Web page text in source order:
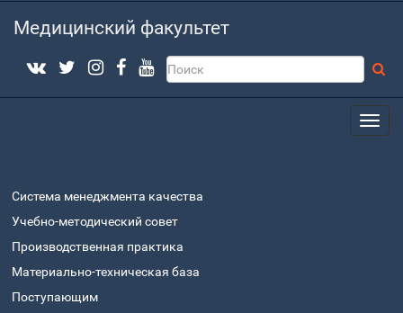
Медицинский факультет
Система менеджмента качества
Учебно-методический совет
Производственная практика
Материально-техническая база
Поступающим